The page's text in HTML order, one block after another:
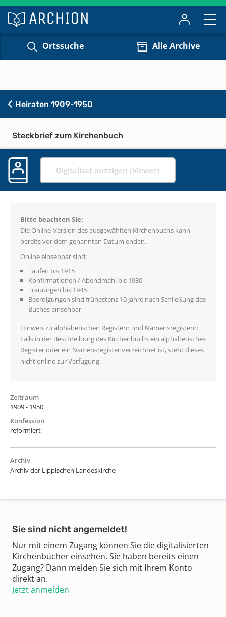
Ortssuche Alle Archive
Heiraten 1909-1950
Steckbrief zum Kirchenbuch
Digitalisat anzeigen (Viewer)
Bitte beachten Sie:
Die Online-Version des ausgewählten Kirchenbuchs kann
bereits vor dem genannten Datum enden.
Online einsehbar sind:
Taufen bis 1915
Konfirmationen / Abendmahl bis 1930
Trauungen bis 1945
Beerdigungen sind frühestens 10 Jahre nach Schließung des
Buches einsehbar
Hinweis zu alphabetischen Registern und Namensregistern:
Falls in der Beschreibung des Kirchenbuchs ein alphabetisches
Register oder ein Namensregister verzeichnet ist, steht dieses
nicht online zur Verfügung.
Zeitraum
1909 - 1950
Konfession
reformiert
Archiv
Archiv der Lippischen Landeskirche
Sie sind nicht angemeldet!
Nur mit einem Zugang können Sie die digitalisierten
Kirchenbücher einsehen. Sie haben bereits einen
Zugang? Dann melden Sie sich mit Ihrem Konto
direkt an.
Jetzt anmelden